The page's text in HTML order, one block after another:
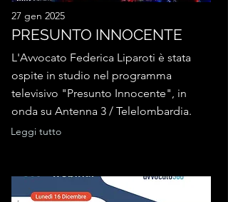
27 gen 2025
PRESUNTO INNOCENTE
L'Avvocato Federica Liparoti è stata
ospite in studio nel programma
televisivo "Presunto Innocente", in
onda su Antenna 3 / Telelombardia.
Leggi tutto